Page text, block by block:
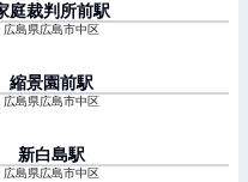
庭裁判所前駅
広島県広島市中区
縮景園前駅
広島県広島市中区
新白島駅
広島県広島市中区